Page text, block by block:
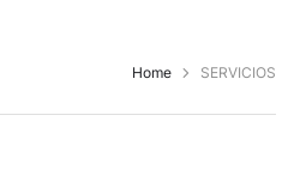
Home SERVICIOS